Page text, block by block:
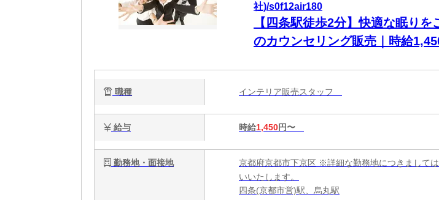
社)/s0f12air180
【四条駅徒歩2分】快適な眠り
のカウンセリング販売｜時給
職種 インテリア販売スタッフ
給与 時給1,450円〜
勤務地・面接地
京都府京都市下京区 ※詳細な勤務地につきまして
いいたします。
四条(京都市営)駅、烏丸駅